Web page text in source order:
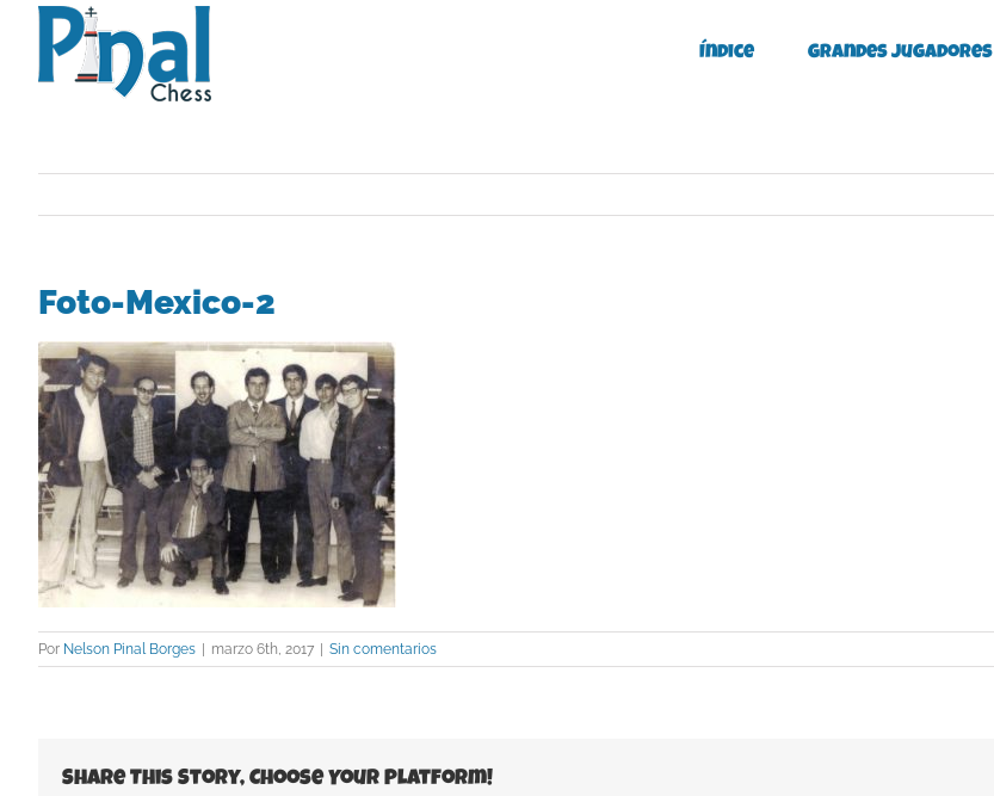
Saltar
contenido
Índice Grandes Jugadores
Foto-Mexico-2
Por Nelson Pinal Borges | marzo 6th, 2017 | Sin comentarios
Share This Story, Choose Your Platform!